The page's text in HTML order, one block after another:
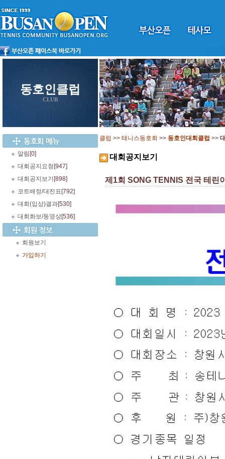
동호인클럽
CLUB
알림 [0]
대회공지요청 [947]
대회공지보기 [898]
코트배정/대진표 [792]
대회(입상)결과[530]
대회화보/동영상[536]
회원보기
가입하기
클럽 >> 테니스동호회 >> 동호인대회클럽 >>
대회공지보기
제1회 SONG TENNIS 전국 테린